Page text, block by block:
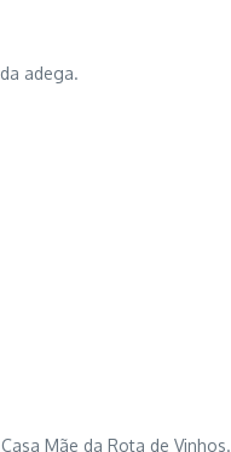
adega.
Mãe da Rota de Vinhos.